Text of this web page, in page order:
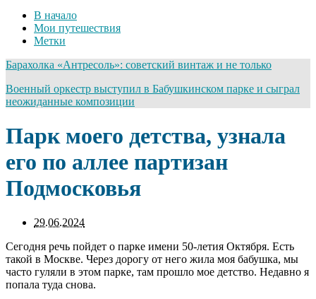
В начало
Мои путешествия
Метки
Барахолка «Антресоль»: советский винтаж и не только
Военный оркестр выступил в Бабушкинском парке и сыграл
неожиданные композиции
Парк моего детства, узнала
его по аллее партизан
Подмосковья
29.06.2024
Сегодня речь пойдет о парке имени 50-летия Октября. Есть
такой в Москве. Через дорогу от него жила моя бабушка, мы
часто гуляли в этом парке, там прошло мое детство. Недавно я
попала туда снова.